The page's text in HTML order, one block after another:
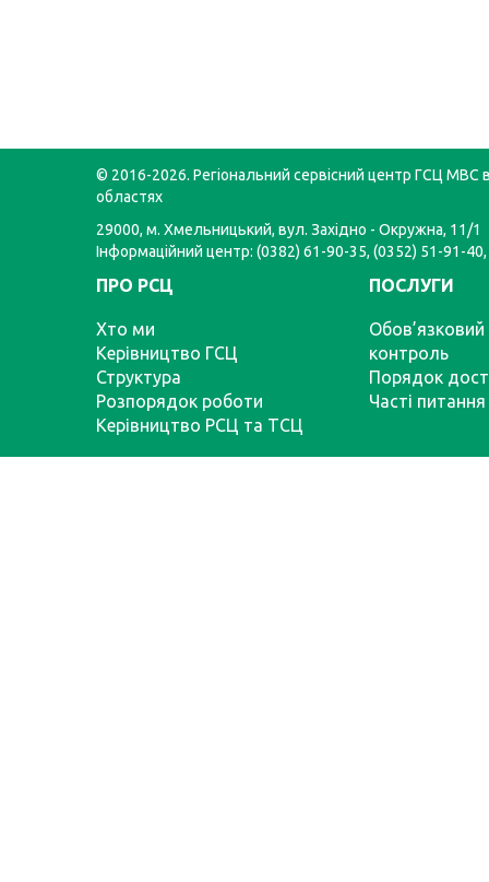
© 2016-2026. Регіональний сервісний центр ГСЦ МВС
областях
29000, м. Хмельницький, вул. Західно - Окружна, 11/1
Інформаційний центр: (0382) 61-90-35, (0352) 51-91-
ПРО РСЦ
Хто ми
Керівництво ГСЦ
Структура
Розпорядок роботи
Керівництво РСЦ та ТСЦ
ПОСЛУГИ
Обов’язковий
контроль
Порядок
Часті питання